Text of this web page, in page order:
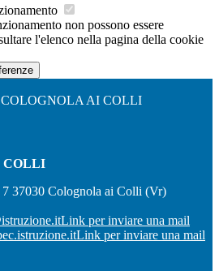
non possono essere
l'elenco nella pagina della cookie
AI COLLI
COLLI
37030 Colognola ai Colli (Vr)
Link per inviare una mail
Link per inviare una mail